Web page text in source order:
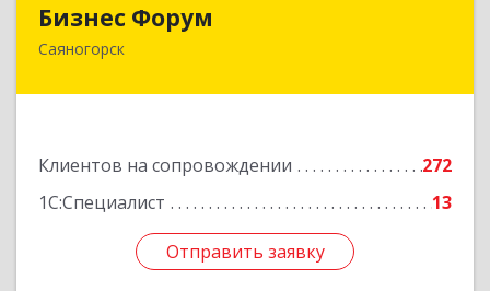
Бизнес Форум
Саяногорск
Клиентов на сопровождении
272
1С:Специалист
13
Отправить заявку
655603, Хакасия Респ, Саяногорск г, Советский
Отправить заявку